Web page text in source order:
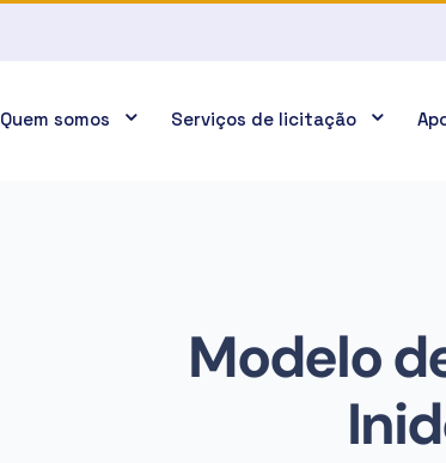
Quem somos Serviços de licitação
Modelo